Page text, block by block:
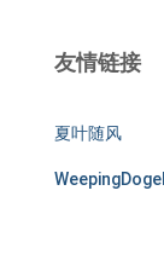
友情链接
夏叶随风
WeepingDogel